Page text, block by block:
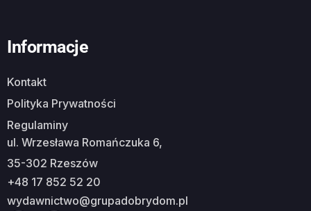
Informacje
Kontakt
Polityka Prywatności
Regulaminy
ul. Wrzesława Romańczuka 6,
35-302 Rzeszów
+48 17 852 52 20
wydawnictwo@grupadobrydom.pl